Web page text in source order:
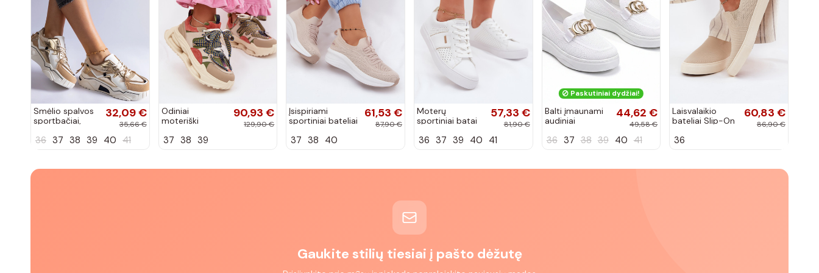
Smėlio spalvos
sportbačiai,
Valdez cirkonio
32,09 €
35,66 €
36 37 38 39 40 41
Odiniai
moteriški
platforma D&A
90,93 €
129,90 €
37 38 39
Įsispiriami
sportiniai bateliai
smėlio spalvos
61,53 €
87,90 €
37 38 40
Moterų
sportiniai batai
elementais Big
57,33 €
81,90 €
36 37 39 40 41
Paskutiniai dydžiai!
Balti įmaunami
audiniai
sagtele
44,62 €
49,58 €
36 37 38 39 40 41
Laisvalaikio
bateliai Slip-On
RR274721 smėlio
60,83 €
86,90 €
36
Gaukite stilių tiesiai į pašto dėžutę